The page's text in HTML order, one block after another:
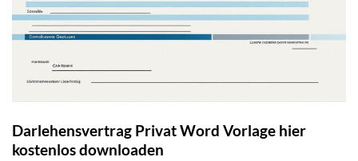
Darlehensvertrag Privat Word Vorlage hier
kostenlos downloaden